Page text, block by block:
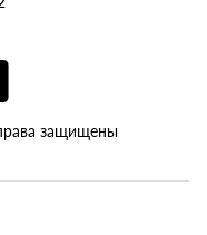
защищены